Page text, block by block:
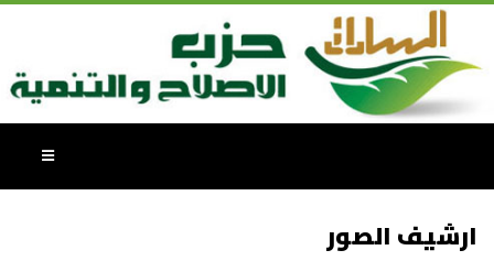
ارشيف الصور